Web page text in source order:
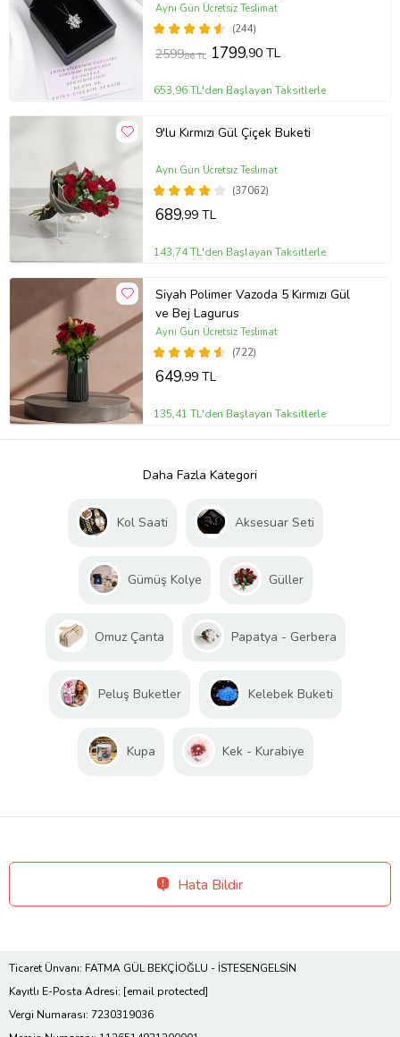
(244)
Aynı Gün Ücretsiz Teslimat
2599,86 TL 1799,90 TL
653,96 TL'den Başlayan Taksitlerle
9'lu Kırmızı Gül Çiçek Buketi
(37062)
Aynı Gün Ücretsiz Teslimat
689,99 TL
143,74 TL'den Başlayan Taksitlerle
Siyah Polimer Vazoda 5 Kırmızı Gül
ve Bej Lagurus
(722)
Aynı Gün Ücretsiz Teslimat
649,99 TL
135,41 TL'den Başlayan Taksitlerle
Daha Fazla Kategori
Kol Saati Aksesuar Seti
Gümüş Kolye Güller
Omuz Çanta Papatya - Gerbera
Peluş Buketler Kelebek Buketi
Kupa Kek - Kurabiye
Hata Bildir
Ticaret Ünvanı: FATMA GÜL BEKÇİOĞLU - İSTESENGELSİN
Kayıtlı E-Posta Adresi: [email protected]
Vergi Numarası: 7230319036